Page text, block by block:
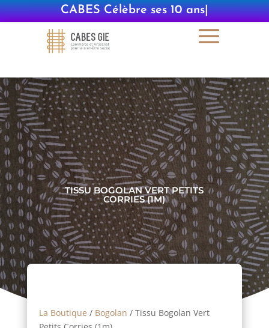
CABES Célèbre ses 10 ans|
TISSU BOGOLAN VERT PETITS
CORRIES (1M)
La Boutique / Bogolan / Tissu Bogolan Vert